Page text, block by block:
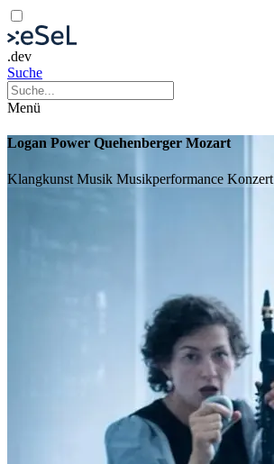
.dev
Suche
Menü
Logan Power Quehenberger Mozart
Klangkunst Musik Musikperformance Konzert